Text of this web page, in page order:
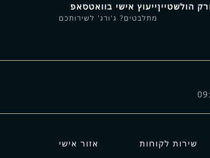
הולשטייןייעוץ אישי בוואטסאפ
מתלבטים? ג'ורג' לשירותכם
שירות לקוחות
אזור אישי